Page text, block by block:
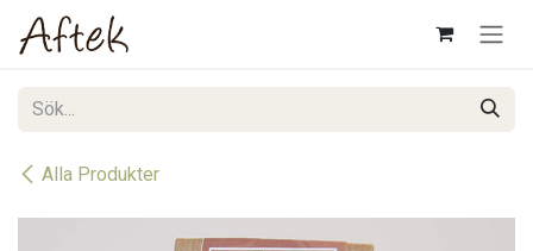
Hoppa till innehåll
Alla Produkter